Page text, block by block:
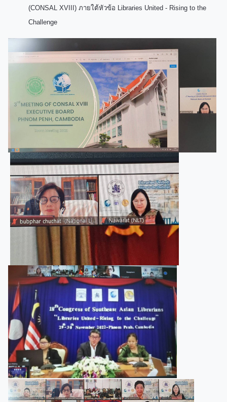
(CONSAL XVIII) ภายใต้หัวข้อ Libraries United - Rising to the
Challenge